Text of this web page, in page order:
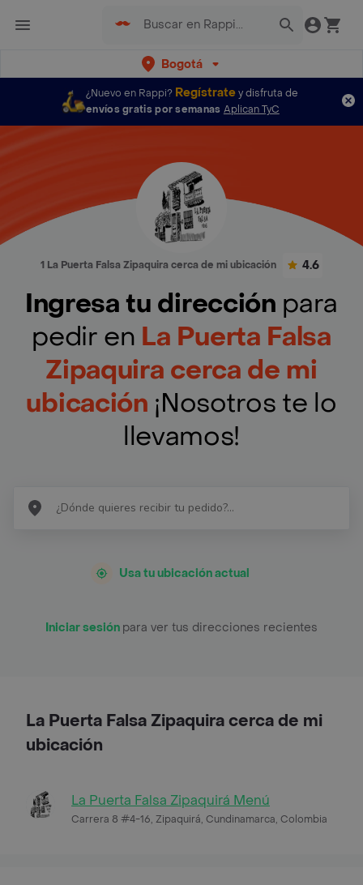
Bogotá
¿Nuevo en Rappi? Regístratey disfruta de
envíos gratis por semanas Aplican TyC
1 La Puerta Falsa Zipaquira cerca de mi ubicación 4.6
Ingresa tu dirección para
pedir en La Puerta Falsa
Zipaquira cerca de mi
ubicación ¡Nosotros te lo
llevamos!
Usa tu ubicación actual
Iniciar sesión para ver tus direcciones recientes
La Puerta Falsa Zipaquira cerca de mi
ubicación
La Puerta Falsa Zipaquirá Menú
Carrera 8 #4-16, Zipaquirá, Cundinamarca, Colombia